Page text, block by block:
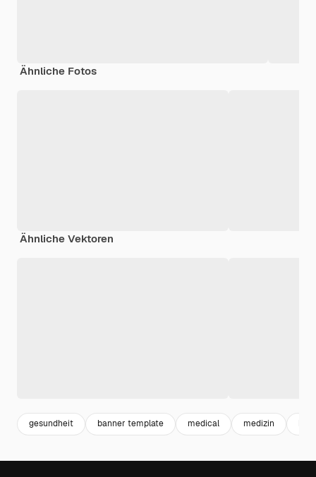
Ähnliche Fotos
Ähnliche Vektoren
gesundheit banner template medical medizin